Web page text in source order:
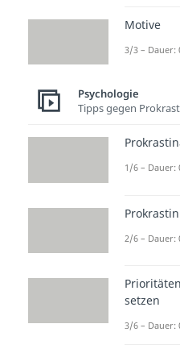
Nach
Studyflix zu
Was
von
Das
Motive
3/3 – Dauer:
Psychologie
Tipps gegen
1/6 – Dauer:
2/6 – Dauer:
Prioritäten
setzen
3/6 – Dauer: